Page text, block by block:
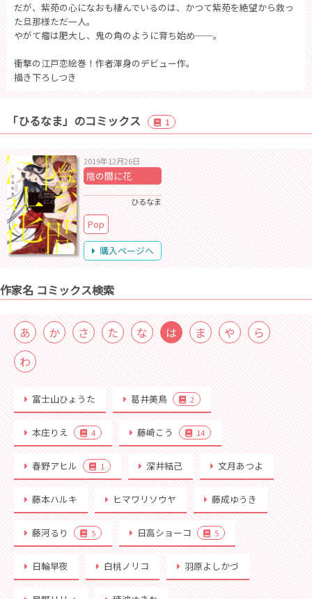
だが、紫苑の心になおも棲んでいるのは、かつて紫苑を絶望から救っ
た旦那様ただ一人。
やがて瘤は肥大し、鬼の角のように育ち始め──。
衝撃の江戸恋絵巻！作者渾身のデビュー作。
描き下ろしつき
「ひるなま」のコミックス 1
2019年12月26日
陰の間に花
ひるなま
Pop
購入ページへ
作家名 コミックス検索
あ か さ た な は ま や
ら
わ
富士山ひょうた 葛井美鳥 2
本庄りえ 4 藤崎こう 14
春野アヒル 1 深井結己 文月あつよ
藤本ハルキ ヒマワリソウヤ 藤成ゆうき
藤河るり 5 日高ショーコ 5
日輪早夜 白桃ノリコ 羽原よしかづ